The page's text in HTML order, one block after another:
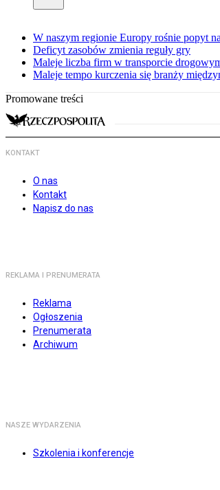
W naszym regionie Europy rośnie popyt
Deficyt zasobów zmienia reguły gry
Maleje liczba firm w transporcie
Maleje tempo kurczenia się branży
Promowane treści
KONTAKT
O nas
Kontakt
Napisz do nas
REKLAMA I PRENUMERATA
Reklama
Ogłoszenia
Prenumerata
Archiwum
NASZE WYDARZENIA
Szkolenia i konferencje